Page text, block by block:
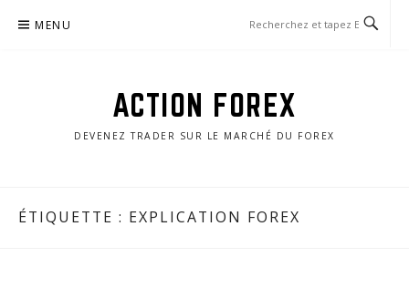
MENU
ACTION FOREX
DEVENEZ TRADER SUR LE MARCHÉ DU FOREX
ÉTIQUETTE : EXPLICATION FOREX